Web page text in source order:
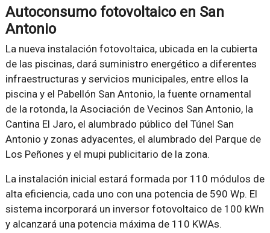
Autoconsumo fotovoltaico en San
Antonio
La nueva instalación fotovoltaica, ubicada en la cubierta
de las piscinas, dará suministro energético a diferentes
infraestructuras y servicios municipales, entre ellos la
piscina y el Pabellón San Antonio, la fuente ornamental
de la rotonda, la Asociación de Vecinos San Antonio, la
Cantina El Jaro, el alumbrado público del Túnel San
Antonio y zonas adyacentes, el alumbrado del Parque de
Los Peñones y el mupi publicitario de la zona.
La instalación inicial estará formada por 110 módulos de
alta eficiencia, cada uno con una potencia de 590 Wp. El
sistema incorporará un inversor fotovoltaico de 100 kWn
y alcanzará una potencia máxima de 110 KWAs.